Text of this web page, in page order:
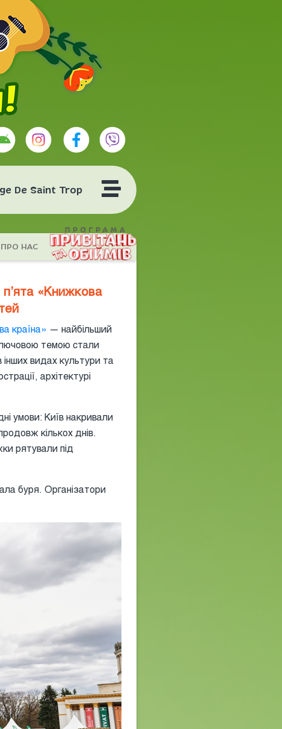
Saint Tropez
ПРО НАС
«Книжкова
країна» — найбільший
темою стали
інших видах культури та
архітектурі
умови: Київ накривали
кількох днів.
рятували під
буря. Організатори